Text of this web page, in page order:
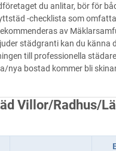
du anlitar, bör för
-checklista som
av
städgranti kan du känna
till professionella
nya bostad kommer bli
Villor/Radhus/